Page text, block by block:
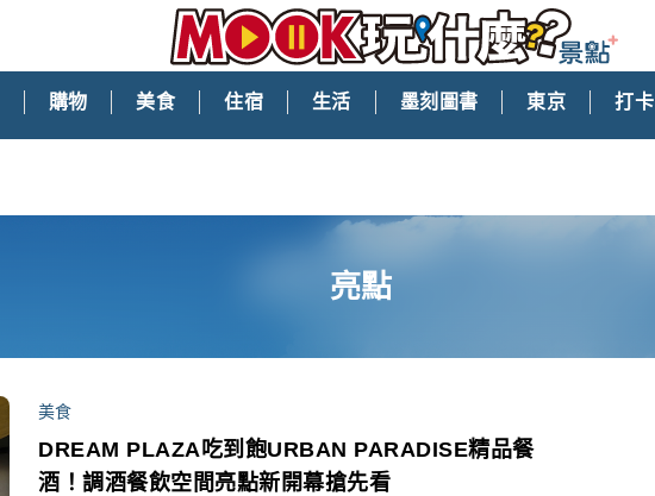
購物 美食 住宿 生活 墨刻圖書 東京 打卡
亮點
美食
DREAM PLAZA吃到飽URBAN PARADISE精品餐
酒！調酒餐飲空間亮點新開幕搶先看